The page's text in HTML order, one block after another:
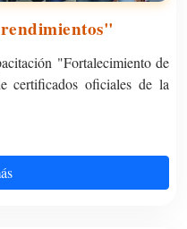
"Fortalecimiento de
certificados oficiales de la